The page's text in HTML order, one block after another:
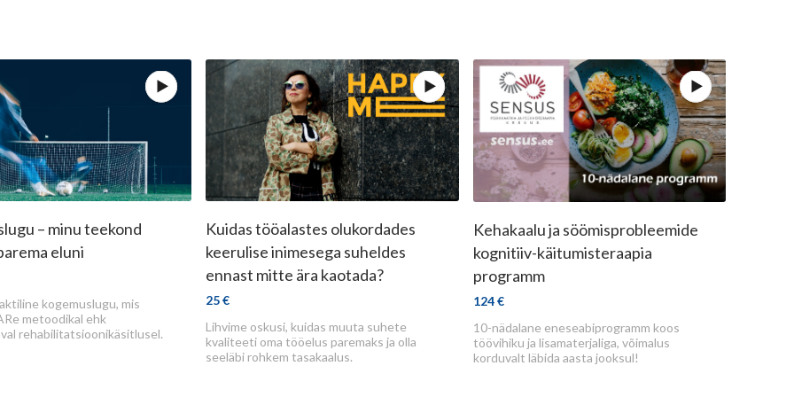
– minu teekond
eluni
kogemuslugu, mis
metoodikal ehk
rehabilitatsioonikäsitlusel.
abi raskest haigusest
abi elukvaliteedi
rohkem teavet, mida
haigus endast
Vaata rohkem
Kuidas tööalastes olukordades
keerulise inimesega suheldes
ennast mitte ära kaotada?
25 €
Lihvime oskusi, kuidas muuta suhete
kvaliteeti oma tööelus paremaks ja olla
seeläbi rohkem tasakaalus.
Osaleja saab mõned uued
tõekspidamised või
praktikad, mida keerukates
kasvaks.
Meeskonnaliikmed saavad
Osta Vaata rohkem
Kehakaalu ja söömisprobleemide
kognitiiv-käitumisteraapia
programm
124 €
10-nädalane eneseabiprogramm koos
töövihiku ja lisamaterjaliga, võimalus
korduvalt läbida aasta jooksul!
kohandama
Õpid paremini toime tulema
Osta Vaata rohkem